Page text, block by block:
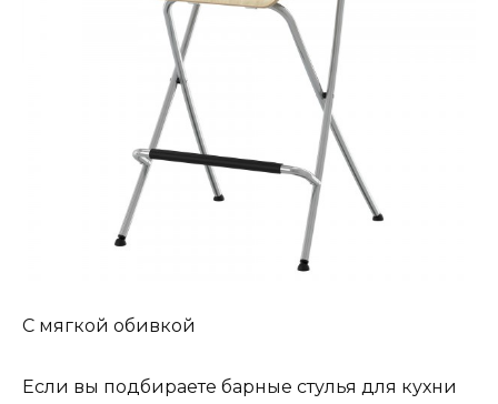
С мягкой обивкой
Если вы подбираете барные стулья для кухни